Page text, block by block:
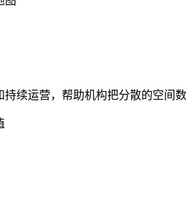
续运营，帮助机构把分散的空间